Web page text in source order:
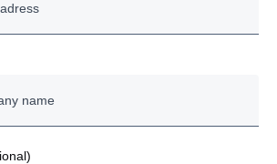
одржување и полнење